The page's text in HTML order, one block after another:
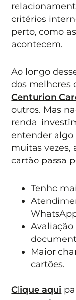
critérios
perto, como
acontecem.
Ao longo
dos melhores
Centurion
outros. Mas
renda,
entender algo
muitas vezes,
cartão passa
Tenho
Avaliação
Maior
cartões.
Clique aqui